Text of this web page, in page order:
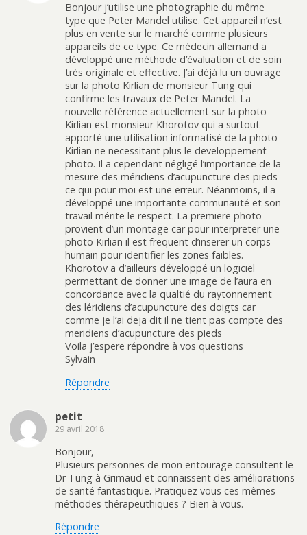
Bonjour j’utilise une photographie du même
type que Peter Mandel utilise. Cet appareil n’est
plus en vente sur le marché comme plusieurs
appareils de ce type. Ce médecin allemand a
développé une méthode d’évaluation et de soin
très originale et effective. J’ai déjà lu un ouvrage
sur la photo Kirlian de monsieur Tung qui
confirme les travaux de Peter Mandel. La
nouvelle référence actuellement sur la photo
Kirlian est monsieur Khorotov qui a surtout
apporté une utilisation informatisé de la photo
Kirlian ne necessitant plus le developpement
photo. Il a cependant négligé l’importance de la
mesure des méridiens d’acupuncture des pieds
ce qui pour moi est une erreur. Néanmoins, il a
développé une importante communauté et son
travail mérite le respect. La premiere photo
provient d’un montage car pour interpreter une
photo Kirlian il est frequent d’inserer un corps
humain pour identifier les zones faibles.
Khorotov a d’ailleurs développé un logiciel
permettant de donner une image de l’aura en
concordance avec la qualtié du raytonnement
des léridiens d’acupuncture des doigts car
comme je l’ai deja dit il ne tient pas compte des
meridiens d’acupuncture des pieds
Voila j’espere répondre à vos questions
Sylvain
Répondre
petit
29 avril 2018
Bonjour,
Plusieurs personnes de mon entourage consultent le
Dr Tung à Grimaud et connaissent des améliorations
de santé fantastique. Pratiquez vous ces mêmes
méthodes thérapeuthiques ? Bien à vous.
Répondre